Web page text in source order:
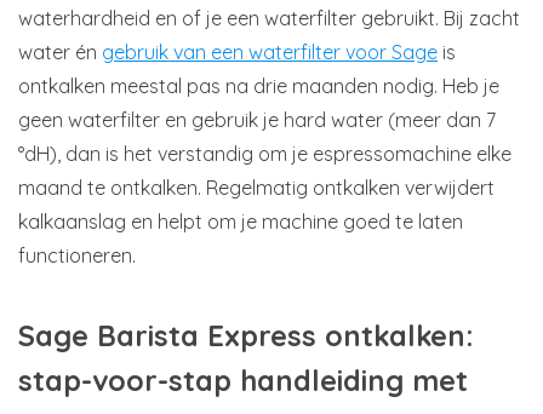
waterhardheid en of je een waterfilter gebruikt. Bij zacht
water én gebruik van een waterfilter voor Sage is
ontkalken meestal pas na drie maanden nodig. Heb je
geen waterfilter en gebruik je hard water (meer dan 7
°dH), dan is het verstandig om je espressomachine elke
maand te ontkalken. Regelmatig ontkalken verwijdert
kalkaanslag en helpt om je machine goed te laten
functioneren.
Sage Barista Express ontkalken:
stap-voor-stap handleiding met